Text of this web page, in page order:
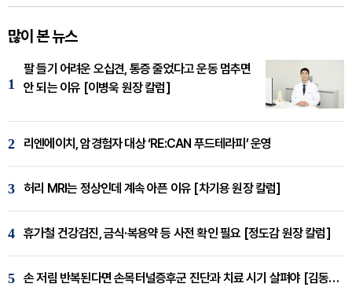
많이 본 뉴스
1
팔 들기 어려운 오십견, 통증 줄었다고 운동 멈추면
안 되는 이유 [이병욱 원장 칼럼]
2 리엔에이치, 암경험자 대상 ‘RE:CAN 푸드테라피’ 운영
3 허리 MRI는 정상인데 계속 아픈 이유 [차기용 원장 칼럼]
4 휴가철 건강검진, 금식·복용약 등 사전 확인 필요 [정도감 원장 칼럼]
5 손 저림 반복된다면 손목터널증후군 진단과 치료 시기 살펴야 [김동현 원장 칼럼]